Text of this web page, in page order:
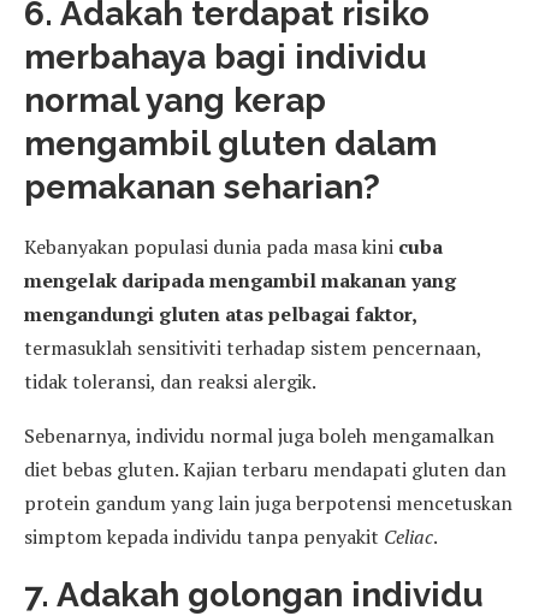
6. Adakah terdapat risiko
merbahaya bagi individu
normal yang kerap
mengambil gluten dalam
pemakanan seharian?
Kebanyakan populasi dunia pada masa kini cuba
mengelak daripada mengambil makanan yang
mengandungi gluten atas pelbagai faktor,
termasuklah sensitiviti terhadap sistem pencernaan,
tidak toleransi, dan reaksi alergik.
Sebenarnya, individu normal juga boleh mengamalkan
diet bebas gluten. Kajian terbaru mendapati gluten dan
protein gandum yang lain juga berpotensi mencetuskan
simptom kepada individu tanpa penyakit Celiac.
7. Adakah golongan individu